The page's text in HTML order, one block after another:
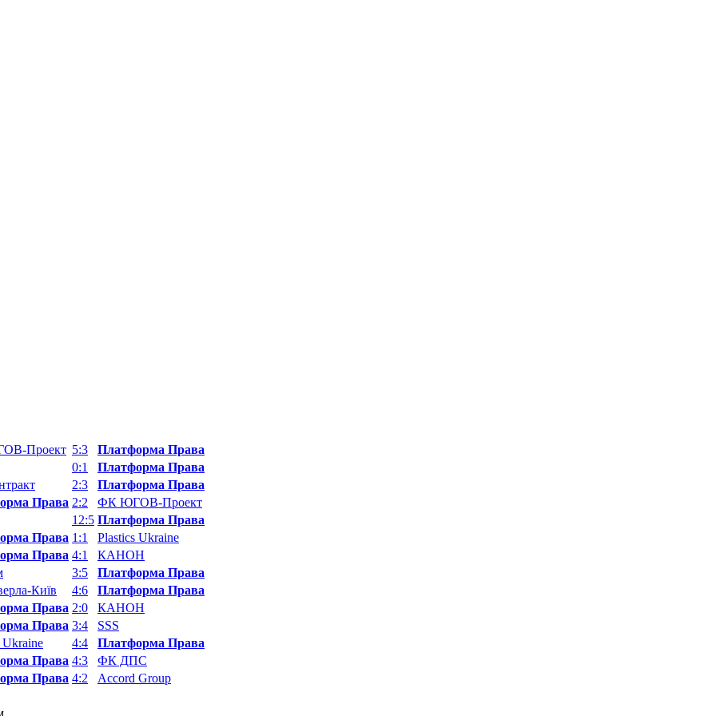
Проект 5:3 Платформа Права
0:1 Платформа Права
2:3 Платформа Права
Права 2:2 ФК ЮГОВ-Проект
12:5 Платформа Права
Права 1:1 Plastics Ukraine
Права 4:1 КАНОН
3:5 Платформа Права
Київ 4:6 Платформа Права
Права 2:0 КАНОН
Права 3:4 SSS
Ukraine 4:4 Платформа Права
Права 4:3 ФК ДПС
Права 4:2 Accord Group